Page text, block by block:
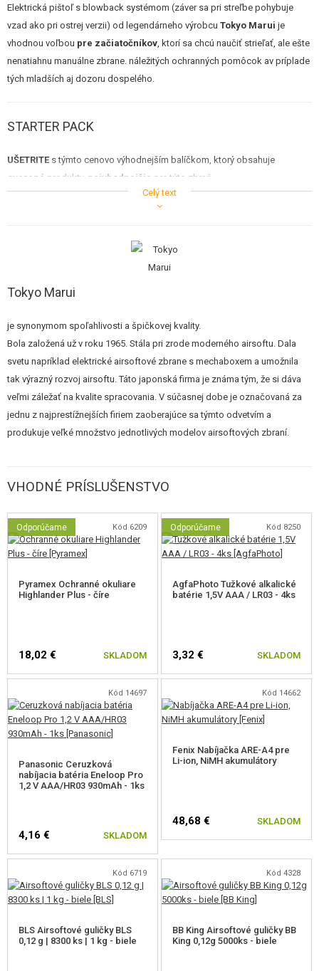
ZĽAVY, AKCIE
KONTAKT
Elektrická pištoľ s blowback systémom (záver sa pri streľbe pohybuje
vzad ako pri ostrej verzii) od legendárneho výrobcu Tokyo Marui je
vhodnou voľbou pre začiatočníkov, ktorí sa chcú naučiť strieľať, ale ešte
nenatiahnu manuálne zbrane. náležitých ochranných pomôcok av príplade
tých mladších aj dozoru dospelého.
STARTER PACK
UŠETRITE s týmto cenovo výhodnejším balíčkom, ktorý obsahuje
overené produkty, najvhodnejšie pre túto zbraň.
Tento cenovo zvýhodnený balíček obsahuje
Airsoftová elektrická pištoľ Combat Delta
15969)
Tužkové alkalickébatéria 1,5V AAA/ LR03 - 4ks (kód 8250)
Pistoli poháňa 4x AAA batérie (nie sú súčasťou balenia), ktoré sa vkladajú
do pažbičky. Vhodné strelivo je 0,12 g. Do zásobníka sa potom zmestí 16
rán.
Zbraň strieľa iba jednotlivo.
Pri inštalácii batérií dajtepozor na správnu polaritu
uvedenú z
vnútornej strany dvierok priestoru pre batérie (pažbička).
dôvodu väčšieho výkonu a správnej funkčnosti. Niektoré menej
výkonné batérie, aj keď sú nové, zbraň nenatiahnu! Osvedčené sú tie z
našej ponuky. Pozri vhodné príslušenstvo nižšie.
Celý text
Tokyo Marui
je synonymom spoľahlivosti a špičkovej kvality.
Bola založená už v roku 1965. Stála pri zrode moderného airsoftu. Dala
svetu napríklad elektrické airsoftové zbrane s mechaboxem a umožnila
tak výrazný rozvoj airsoftu. Táto japonská firma je známa tým, že si dáva
veľmi záležať na kvalite spracovania. V súčasnej dobe je označovaná za
jednu z najprestížnejších firiem zaoberajúce sa týmto odvetvím a
produkuje veľké množstvo jednotlivých modelov airsoftových zbraní.
VHODNÉ PRÍSLUŠENSTVO
Odporúčame Kód 6209
Pyramex Ochranné okuliare
Highlander Plus - číre
18,02 € SKLADOM
Odporúčame Kód 8250
AgfaPhoto Tužkové alkalické
batérie 1,5V AAA / LR03 - 4ks
3,32 € SKLADOM
Kód 14697
Panasonic Ceruzková
nabíjacia batéria Eneloop Pro
1,2 V AAA/HR03 930mAh - 1ks
4,16 € SKLADOM
Kód 14662
Fenix Nabíjačka ARE-A4 pre
Li-ion, NiMH akumulátory
48,68 € SKLADOM
Kód 6719
BLS Airsoftové guličky BLS
0,12 g | 8300 ks | 1 kg - biele
Kód 4328
BB King Airsoftové guličky BB
King 0,12g 5000ks - biele